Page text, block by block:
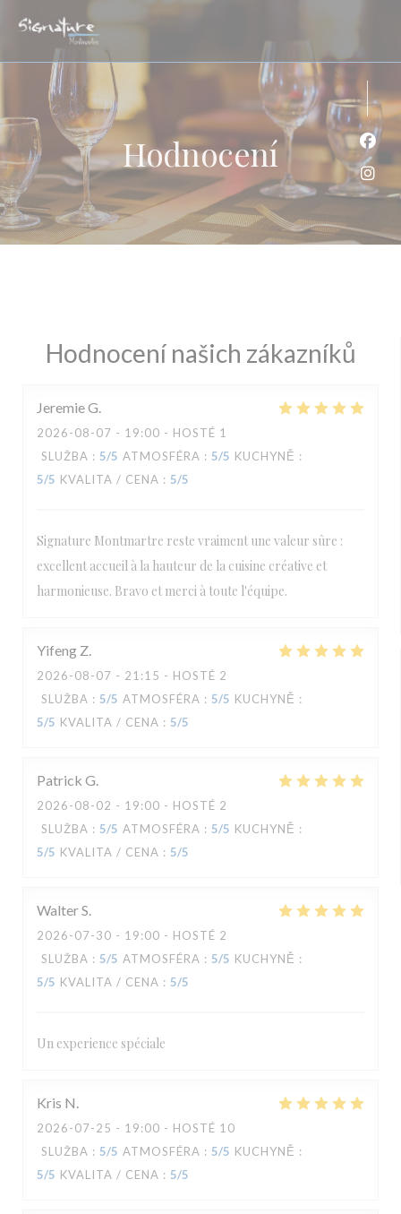
Hodnocení
Hodnocení našich zákazníků
JeremieG
2026-08-07 - 19:00 - HOSTÉ 1
SLUŽBA : 5/5 ATMOSFÉRA : 5/5 KUCHYNĚ :
5/5 KVALITA / CENA : 5/5
Signature Montmartre reste vraiment une valeur sûre :
excellent accueil à la hauteur de la cuisine créative et
harmonieuse. Bravo et merci à toute l'équipe.
Yifeng Z
2026-08-07 - 21:15 - HOSTÉ 2
SLUŽBA : 5/5 ATMOSFÉRA : 5/5 KUCHYNĚ :
5/5 KVALITA / CENA : 5/5
Patrick G
2026-08-02 - 19:00 - HOSTÉ 2
SLUŽBA : 5/5 ATMOSFÉRA : 5/5 KUCHYNĚ :
5/5 KVALITA / CENA : 5/5
WalterS
2026-07-30 - 19:00 - HOSTÉ 2
SLUŽBA : 5/5 ATMOSFÉRA : 5/5 KUCHYNĚ :
5/5 KVALITA / CENA : 5/5
Un experience spéciale
Kris N
2026-07-25 - 19:00 - HOSTÉ 10
SLUŽBA : 5/5 ATMOSFÉRA : 5/5 KUCHYNĚ :
5/5 KVALITA / CENA : 5/5